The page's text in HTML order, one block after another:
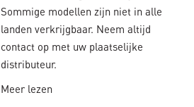
Sommige modellen zijn niet in alle
landen verkrijgbaar. Neem altijd
contact op met uw plaatselijke
distributeur.
Meer lezen